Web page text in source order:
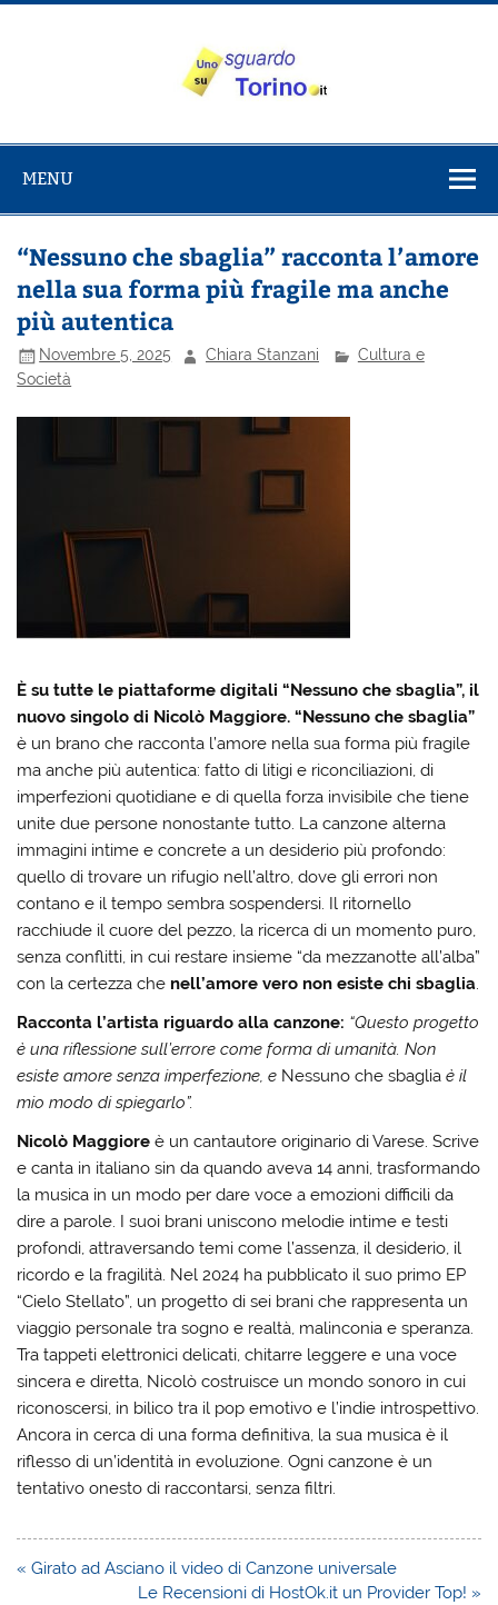
Salta
su Torino
MENU
“Nessuno che sbaglia” racconta l’amore
nella sua forma più fragile ma anche
più autentica
Novembre 5, 2025 Chiara Stanzani
Cultura e
Società
È su tutte le piattaforme digitali “Nessuno che sbaglia”, il
nuovo singolo di Nicolò Maggiore.“Nessuno che sbaglia”
è un brano che racconta l’amore nella sua forma più fragile
ma anche più autentica: fatto di litigi e riconciliazioni, di
imperfezioni quotidiane e di quella forza invisibile che tiene
unite due persone nonostante tutto. La canzone alterna
immagini intime e concrete a un desiderio più profondo:
quello di trovare un rifugio nell’altro, dove gli errori non
contano e il tempo sembra sospendersi. Il ritornello
racchiude il cuore del pezzo, la ricerca di un momento puro,
senza conflitti, in cui restare insieme “da mezzanotte all’alba”
con la certezza che nell’amore vero non esiste chi sbaglia.
Racconta l’artista riguardo alla canzone: “Questo progetto
è una riflessione sull’errore come forma di umanità. Non
esiste amore senza imperfezione, e Nessuno che sbaglia è il
mio modo di spiegarlo”.
Nicolò Maggiore è un cantautore originario di Varese. Scrive
e canta in italiano sin da quando aveva 14 anni, trasformando
la musica in un modo per dare voce a emozioni difficili da
dire a parole. I suoi brani uniscono melodie intime e testi
profondi, attraversando temi come l’assenza, il desiderio, il
ricordo e la fragilità. Nel 2024 ha pubblicato il suo primo EP
“Cielo Stellato”, un progetto di sei brani che rappresenta un
viaggio personale tra sogno e realtà, malinconia e speranza.
Tra tappeti elettronici delicati, chitarre leggere e una voce
sincera e diretta, Nicolò costruisce un mondo sonoro in cui
riconoscersi, in bilico tra il pop emotivo e l’indie introspettivo.
Ancora in cerca di una forma definitiva, la sua musica è il
riflesso di un’identità in evoluzione. Ogni canzone è un
tentativo onesto di raccontarsi, senza filtri.
Navigazione
« Girato ad Asciano il video di Canzone universale
Le Recensioni di HostOk.it un Provider Top! »